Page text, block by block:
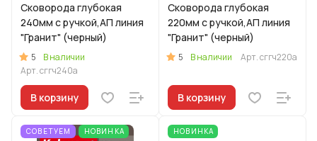
Сковорода глубокая
240мм с ручкой,АП линия
"Гранит" (черный)
5
В наличии
Арт.сггч240а
В корзину
Сковорода глубокая
220мм с ручкой,АП линия
"Гранит" (черный)
5 В наличии Арт.сггч220а
В корзину
СОВЕТУЕМ НОВИНКА НОВИНКА